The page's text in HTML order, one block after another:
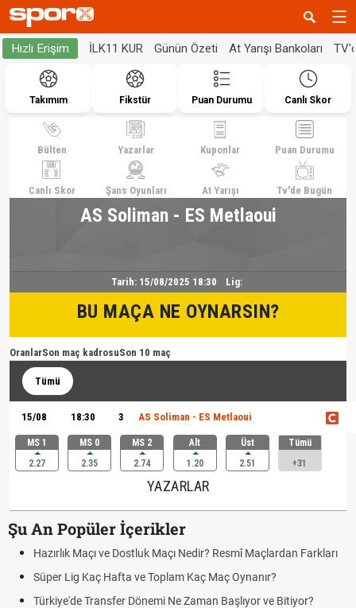
Hızlı Erişim İLK11 KUR Günün Özeti At Yarışı Bankoları
Takımım Fikstür Puan Durumu Canlı Skor
Bülten Yazarlar Kuponlar Puan Durumu
Canlı Skor Şans Oyunları At Yarışı Tv'de Bugün
AS Soliman - ES Metlaoui
Tarih: 15/08/2025 18:30 Lig:
BU MAÇA NE OYNARSIN?
OranlarSon maç kadrosuSon 10 maç
Tümü
15/08 18:30 3 AS Soliman - ES Metlaoui
MS 1
2.27
MS 0
2.35
MS 2
2.74
Alt
1.20
Üst
2.51
Tümü
+31
YAZARLAR
Şu An Popüler İçerikler
Hazırlık Maçı ve Dostluk Maçı Nedir? Resmî Maçlardan Farkları
Süper Lig Kaç Hafta ve Toplam Kaç Maç Oynanır?
Türkiye'de Transfer Dönemi Ne Zaman Başlıyor ve Bitiyor?